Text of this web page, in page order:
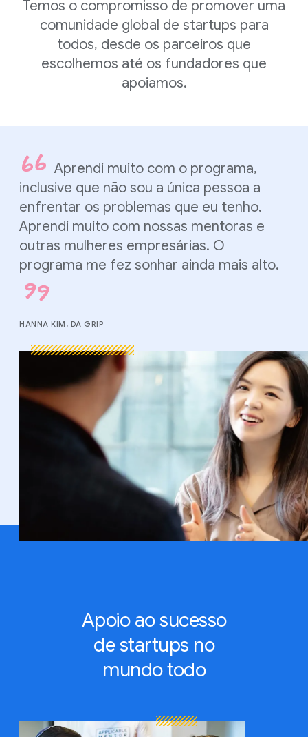
Temos o compromisso de promover uma
comunidade global de startups para
todos, desde os parceiros que
escolhemos até os fundadores que
apoiamos.
Aprendi muito com o programa,
inclusive que não sou a única pessoa a
enfrentar os problemas que eu tenho.
Aprendi muito com nossas mentoras e
outras mulheres empresárias. O
programa me fez sonhar ainda mais alto.
HANNA KIM, DA GRIP
Apoio aosucesso
de startups no
mundo todo